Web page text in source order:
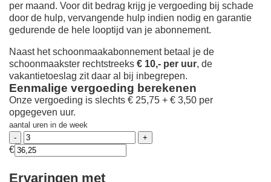
per maand. Voor dit bedrag krijg je vergoeding bij schade
door de hulp, vervangende hulp indien nodig en garantie
gedurende de hele looptijd van je abonnement.
Naast het schoonmaakabonnement betaal je de
schoonmaakster rechtstreeks € 10,- per uur, de
vakantietoeslag zit daar al bij inbegrepen.
Eenmalige vergoeding berekenen
Onze vergoeding is slechts € 25,75 + € 3,50 per
opgegeven uur.
aantal uren in de week
€
Ervaringen met